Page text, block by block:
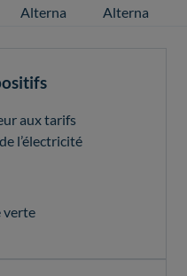
Alterna
Alterna
aux tarifs
l’électricité
verte